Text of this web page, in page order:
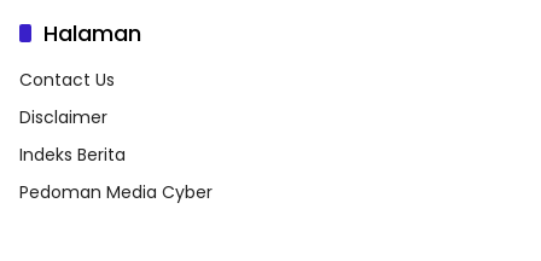
Halaman
Contact Us
Disclaimer
Indeks Berita
Pedoman Media Cyber